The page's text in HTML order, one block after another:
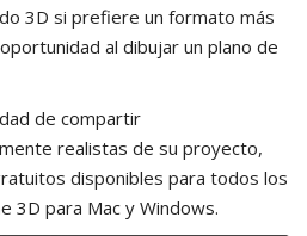
3D si prefiere un formato más
al dibujar un plano de
de compartir
realistas de su proyecto,
disponibles para todos los
3D para Mac y Windows.